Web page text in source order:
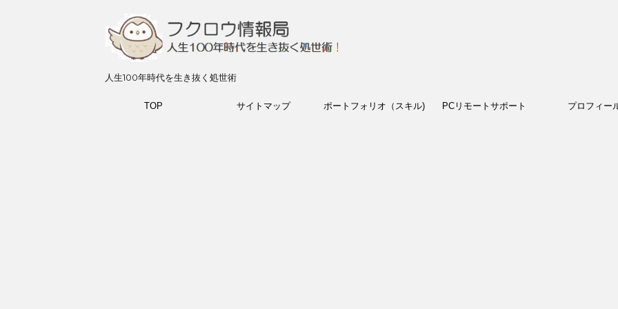
人生100年時代を生き抜く処世術
TOP サイトマップ ポートフォリオ（スキル) PCリモートサポート プロフィー